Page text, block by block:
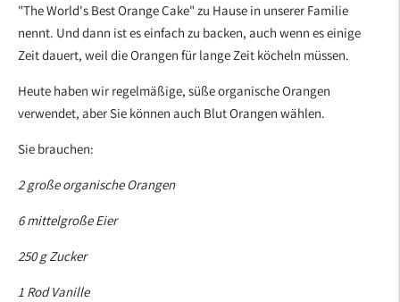
"The World's Best Orange Cake" zu Hause in unserer Familie
nennt. Und dann ist es einfach zu backen, auch wenn es einige
Zeit dauert, weil die Orangen für lange Zeit köcheln müssen.
Heute haben wir regelmäßige, süße organische Orangen
verwendet, aber Sie können auch Blut Orangen wählen.
Sie brauchen:
2 große organische Orangen
6 mittelgroße Eier
250 g Zucker
1 Rod Vanille